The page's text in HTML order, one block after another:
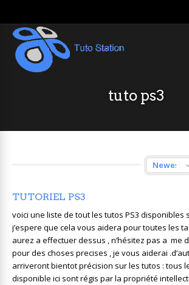
tuto ps3
TUTORIEL PS3
voici une liste de tout les tutos PS3 disponibles
j’espere que cela vous aidera pour toutes les
aurez a effectuer dessus , n’hésitez pas a me
pour des choses precises , je vous aiderai
arriveront bientot précision sur les tutos : tous
disponible ici sont régis par la propriété